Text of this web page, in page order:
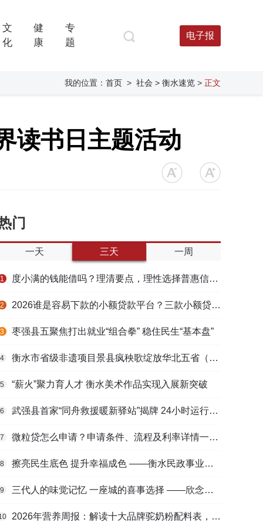
文
化
健
康
专
题
电子报
我的位置： 首页 > 社会 > 衡水速览 > 正文
读书日主题活动
门
一天 三天 一周
1 度小满的钱能借吗？理清要点，理性选择普惠信贷服务
2 2026谁是容易下款的小额贷款平台？三款小额贷款产品全面对比
3 枣强县五聚焦打出就业“组合拳” 稳住民生“基本盘”
4 衡水市省级非遗项目景县疯秧歌绽放华北五省（区）市舞蹈大赛舞台
5 “薪火”聚力育人才 衡水美术作品实现入展新突破
6 武强县首家“同舟救援暖新驿站”揭牌 24小时运行守护户外劳动者
7 微粒贷怎么申请？申请条件、流程及利率详情一文看懂
8 擦亮民生底色 提升幸福成色 ——衡水民政事业高质量发展综述
9 三代人的味觉记忆 一座城的喜事选择 ——欣念饺子二十九载匠心传承路
2026年营养周报：解读十大品牌驼奶粉配料表，识别纯驼乳与益生元